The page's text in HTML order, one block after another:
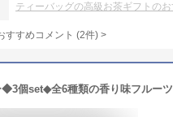
ティーバッグの高級お茶ギフトのお
すすめコメント (2件) >